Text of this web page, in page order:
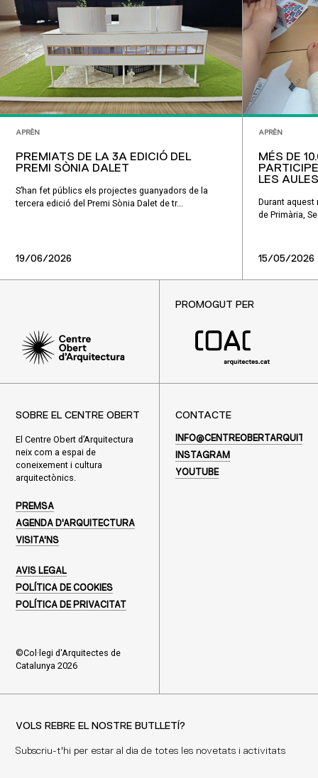
APRÈN
PREMIATS DE LA 3A EDICIÓ DEL
PREMI SÒNIA DALET
S’han fet públics els projectes guanyadors de la
tercera edició del Premi Sònia Dalet de tr...
19/06/2026
APRÈN
MÉS DE
LES
Durant aquest
de Primària,
15/05/2026
PROMOGUT PER
SOBRE EL CENTRE OBERT
El Centre Obert d’Arquitectura
neix com a espai de
coneixement i cultura
arquitectònics.
PREMSA
AGENDA D'ARQUITECTURA
VISITA'NS
AVIS LEGAL
POLÍTICA DE COOKIES
POLÍTICA DE PRIVACITAT
©Col·legi d'Arquitectes de
Catalunya 2026
CONTACTE
INSTAGRAM
YOUTUBE
VOLS REBRE EL NOSTRE BUTLLETÍ?
Subscriu-t'hi per estar al dia de totes les novetats i activitats